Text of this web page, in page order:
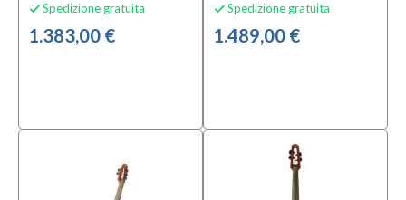
Prezzo
 Spedizione gratuita
1.383,00 €
 Spedizione gratuita
1.489,00 €